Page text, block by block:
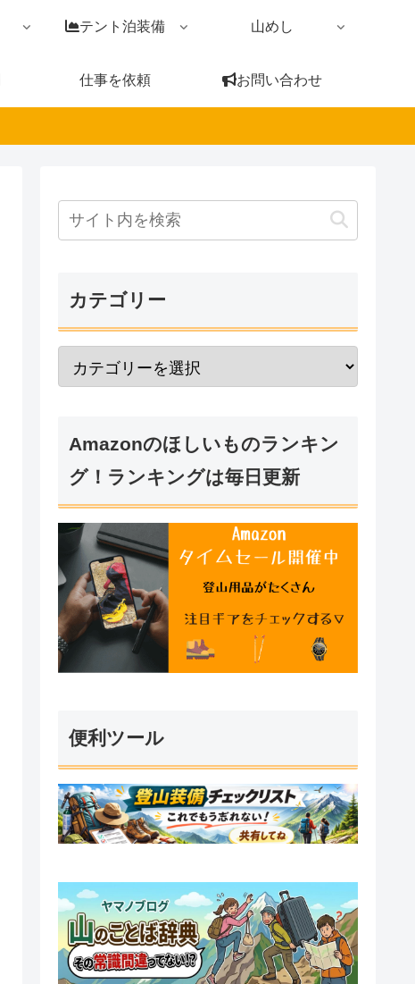
テント泊装備 山めし
仕事を依頼 お問い合わせ
カテゴリー
Amazonのほしいものランキン
グ！ランキングは毎日更新
便利ツール